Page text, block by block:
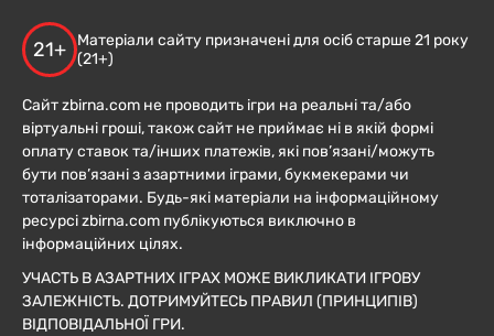
21+
Матеріали сайту призначені для осіб старше 21 року
(21+)
Сайт zbirna.com не проводить ігри на реальні та/або
віртуальні гроші, також сайт не приймає ні в якій формі
оплату ставок та/інших платежів, які пов’язані/можуть
бути пов’язані з азартними іграми, букмекерами чи
тоталізаторами. Будь-які матеріали на інформаційному
ресурсі zbirna.com публікуються виключно в
інформаційних цілях.
УЧАСТЬ В АЗАРТНИХ ІГРАХ МОЖЕ ВИКЛИКАТИ ІГРОВУ
ЗАЛЕЖНІСТЬ. ДОТРИМУЙТЕСЬ ПРАВИЛ (ПРИНЦИПІВ)
ВІДПОВІДАЛЬНОЇ ГРИ.